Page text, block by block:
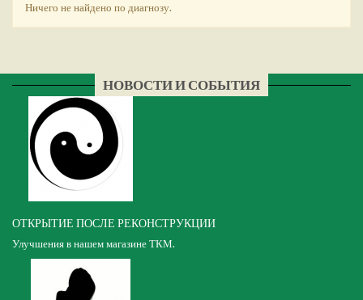
Ничего не найдено по диагнозу.
НОВОСТИ И СОБЫТИЯ
ОТКРЫТИЕ ПОСЛЕ РЕКОНСТРУКЦИИ
Улучшения в нашем магазине ТКМ.